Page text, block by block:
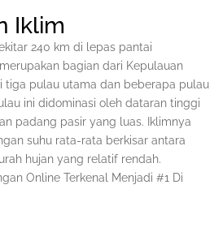
Iklim
240 km di lepas pantai
bagian dari Kepulauan
tiga pulau utama dan beberapa pulau
ini didominasi oleh dataran tinggi
padang pasir yang luas. Iklimnya
suhu rata-rata berkisar antara
hujan yang relatif rendah.
Online Terkenal Menjadi #1 Di